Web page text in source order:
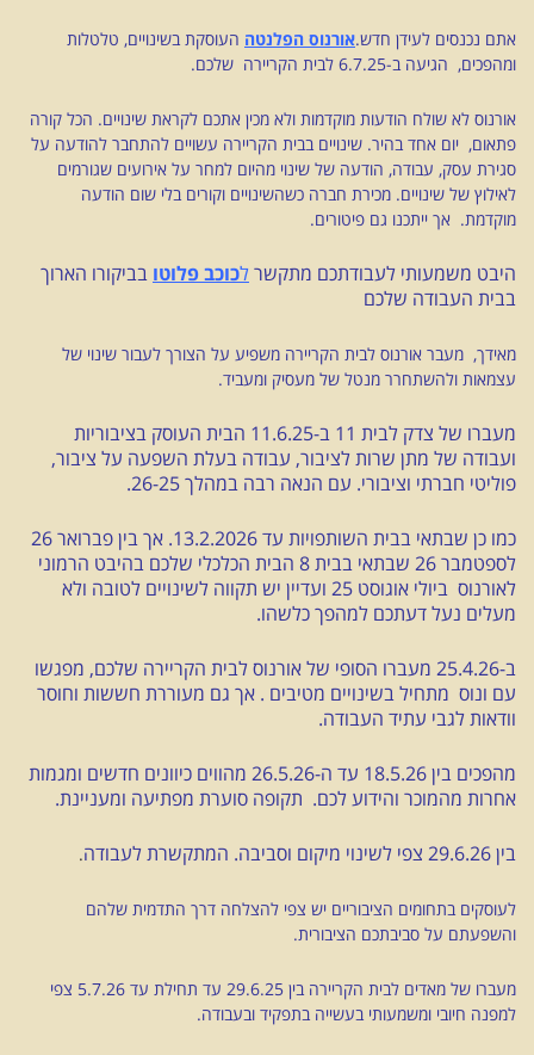
אתם נכנסים לעידן חדש.אורנוס הפלנטה העוסקת בשינויים, טלטלות
ומהפכים, הגיעה ב-6.7.25 לבית הקריירה שלכם.
אורנוס לא שולח הודעות מוקדמות ולא מכין אתכם לקראת שינויים. הכל קורה
פתאום, יום אחד בהיר. שינויים בבית הקריירה עשויים להתחבר להודעה על
סגירת עסק, עבודה, הודעה של שינוי מהיום למחר על אירועים שגורמים
לאילוץ של שינויים. מכירת חברה כשהשינויים וקורים בלי שום הודעה
מוקדמת. אך ייתכנו גם פיטורים.
היבט משמעותי לעבודתכם מתקשרלכוכב פלוטו בביקורו הארוך
בבית העבודה שלכם
מאידך, מעבר אורנוס לבית הקריירה משפיע על הצורך לעבור שינוי של
עצמאות ולהשתחרר מנטל של מעסיק ומעביד.
מעברו של צדק לבית 11 ב-11.6.25 הבית העוסק בציבוריות
ועבודה של מתן שרות לציבור, עבודה בעלת השפעה על ציבור,
פוליטי חברתי וציבורי. עם הנאה רבה במהלך 26-25.
כמו כן שבתאי בבית השותפויות עד 13.2.2026. אך בין פברואר 26
לספטמבר 26 שבתאי בבית 8 הבית הכלכלי שלכם בהיבט הרמוני
לאורנוס ביולי אוגוסט 25 ועדיין יש תקווה לשינויים לטובה ולא
מעלים נעל דעתכם למהפך כלשהו.
ב-25.4.26 מעברו הסופי של אורנוס לבית הקריירה שלכם, מפגשו
עם ונוס מתחיל בשינויים מטיבים . אך גם מעוררת חששות וחוסר
וודאות לגבי עתיד העבודה.
מהפכים בין 18.5.26 עד ה-26.5.26 מהווים כיוונים חדשים ומגמות
אחרות מהמוכר והידוע לכם. תקופה סוערת מפתיעה ומעניינת.
בין 29.6.26 צפי לשינוי מיקום וסביבה. המתקשרת לעבודה .
לעוסקים בתחומים הציבוריים יש צפי להצלחה דרך התדמית שלהם
והשפעתם על סביבתכם הציבורית.
מעברו של מאדים לבית הקריירה בין 29.6.25 עד תחילת עד 5.7.26 צפי
למפנה חיובי ומשמעותי בעשייה בתפקיד ובעבודה.